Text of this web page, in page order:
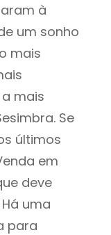
à
um sonho
mais
mais
Se
últimos
em
deve
uma
para